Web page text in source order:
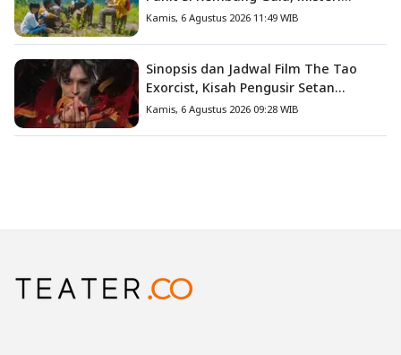
Hilangnya Bagas di Lokasi Jambore
Kamis, 6 Agustus 2026 11:49 WIB
Sinopsis dan Jadwal Film The Tao
Exorcist, Kisah Pengusir Setan
Melawan Kutukan Mematikan
Kamis, 6 Agustus 2026 09:28 WIB